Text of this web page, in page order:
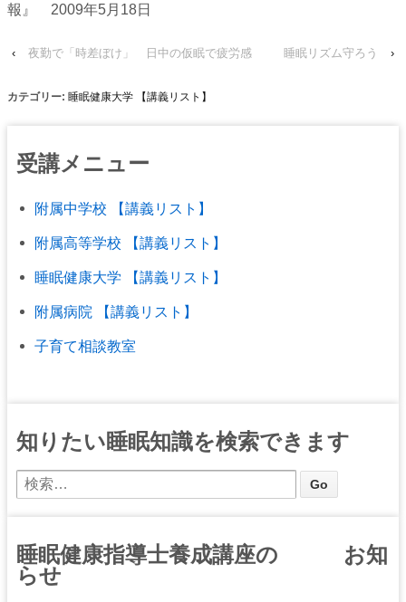
報』 2009年5月18日
‹ 夜勤で「時差ぼけ」 日中の仮眠で疲労感 睡眠リズム守ろう ›
カテゴリー: 睡眠健康大学 【講義リスト】
受講メニュー
附属中学校 【講義リスト】
附属高等学校 【講義リスト】
睡眠健康大学 【講義リスト】
附属病院 【講義リスト】
子育て相談教室
知りたい睡眠知識を検索できます
睡眠健康指導士養成講座の お知
らせ